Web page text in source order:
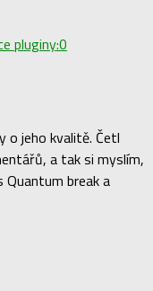
pluginy:0
o jeho kvalitě. Četl
a tak si myslím,
break a